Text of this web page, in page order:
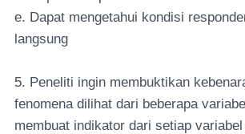
e. Dapat mengetahui kondisi
langsung
5. Peneliti ingin membuktikan
fenomena dilihat dari beberapa
membuat indikator dari setiap